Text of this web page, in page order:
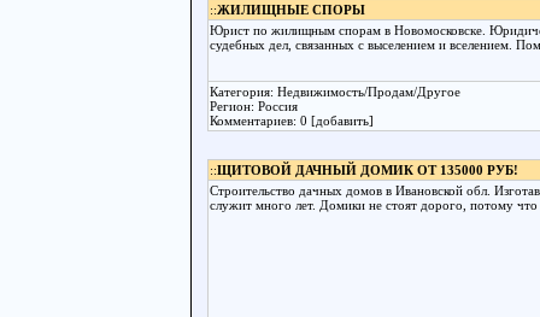
::ЖИЛИЩНЫЕ СПОРЫ
Юрист по жилищным спорам в Новомосковске.
судебных дел, связанных с выселением и вселением.
Категория: Недвижимость/Продам/Другое
Регион: Россия
Комментариев: 0 [добавить]
::ЩИТОВОЙ ДАЧНЫЙ ДОМИК ОТ 135000 РУБ!
Строительство дачных домов в Ивановской обл.
служит много лет. Домики не стоят дорого, потому